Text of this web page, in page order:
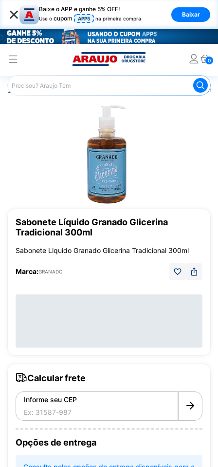
× Baixe o APP e ganhe 5% OFF!
Use o cupom APP5 na primeira compra
Baixar
0
Araujo Higiene Pessoal
Sabonete Líquido Granado Glicerina
Tradicional 300ml
Sabonete Liquido Granado Glicerina Tradicional 300ml
Marca:GRANADO
Calcular frete
Informe seu CEP
Opções de entrega